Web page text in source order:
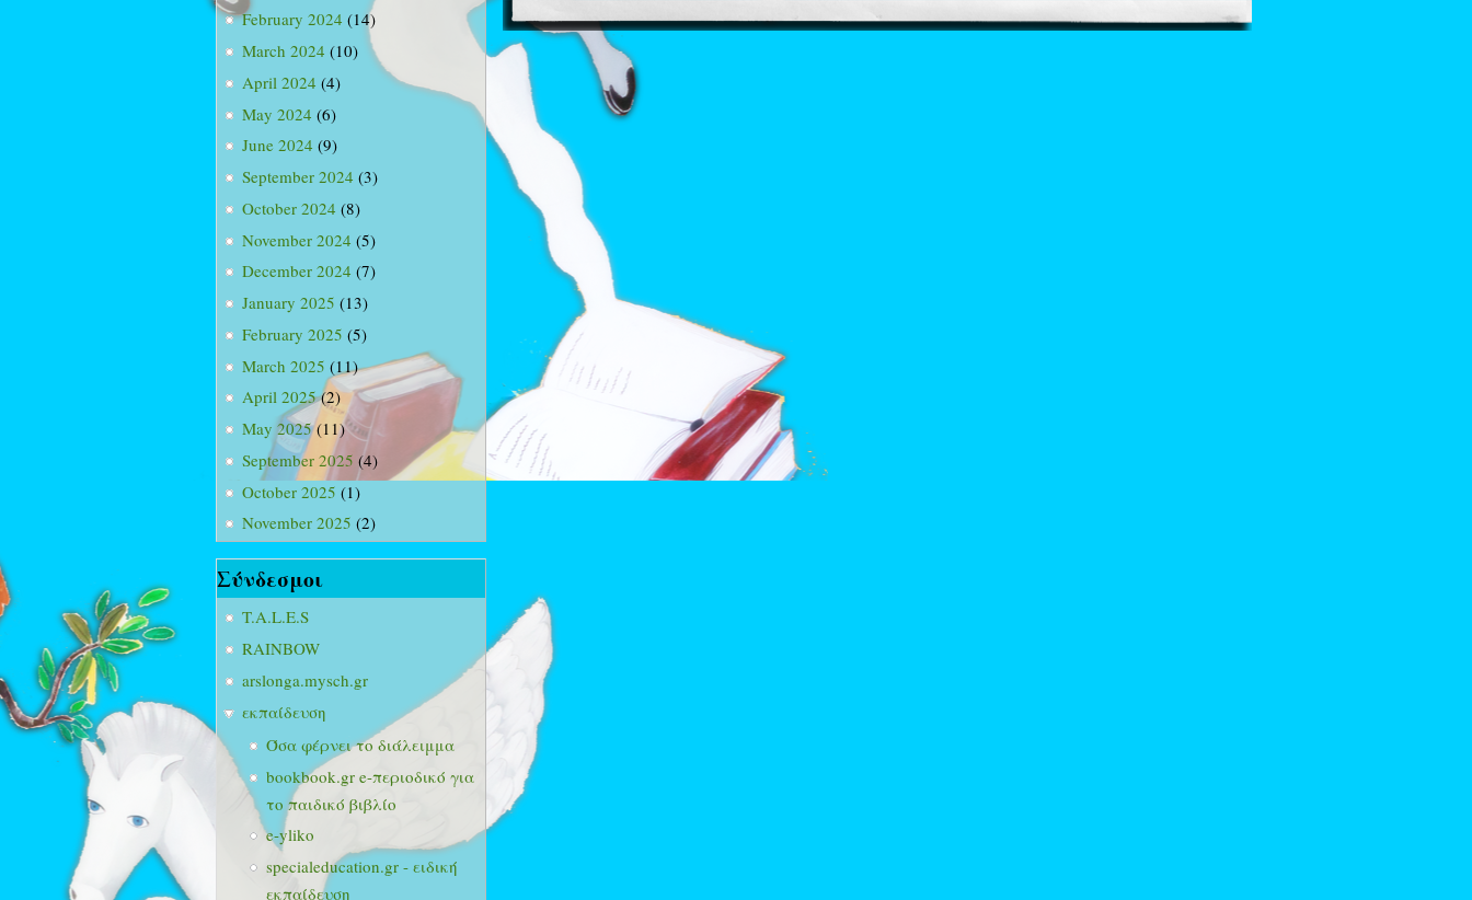
February 2024 (14)
March 2024 (10)
April 2024 (4)
May 2024 (6)
June 2024 (9)
September 2024 (3)
October 2024 (8)
November 2024 (5)
December 2024 (7)
January 2025 (13)
February 2025 (5)
March 2025 (11)
April 2025(2)
May 2025(11)
September 2025 (4)
October 2025 (1)
November 2025 (2)
Σύνδεσμοι
T.A.L.E.S
RAINBOW
arslonga.mysch.gr
εκπαίδευση
Όσα φέρνει το διάλειμμα
bookbook.gr e-περιοδικό για
το παιδικό βιβλίο
e-yliko
specialeducation.gr - ειδική
εκπαίδευση